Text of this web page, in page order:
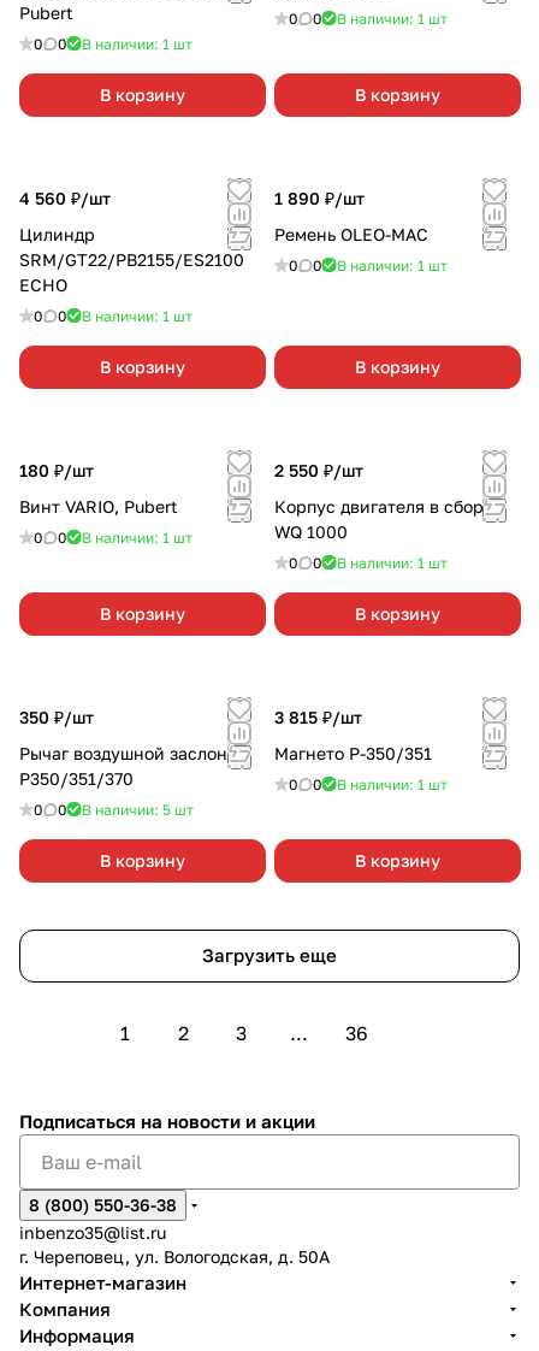
Pubert
0 0 В наличии: 1 шт
В корзину
0 0 В наличии: 1 шт
В корзину
4 560 ₽/шт
Цилиндр
SRM/GT22/PB2155/ES2100
ECHO
0 0 В наличии: 1 шт
В корзину
1 890 ₽/шт
Ремень OLEO-MAC
0 0 В наличии: 1 шт
В корзину
180 ₽/шт
Винт VARIO, Pubert
0 0 В наличии: 1 шт
В корзину
2 550 ₽/шт
Корпус двигателя в сборе
WQ 1000
0 0 В наличии: 1 шт
В корзину
350 ₽/шт
Рычаг воздушной заслонки
P350/351/370
0 0 В наличии: 5 шт
В корзину
3 815 ₽/шт
Магнето Р-350/351
0 0 В наличии: 1 шт
В корзину
Загрузить еще
1 2 3 ... 36
Подписаться на новости и акции
8 (800) 550-36-38
inbenzo35@list.ru
г. Череповец, ул. Вологодская, д. 50А
Интернет-магазин
Компания
Информация